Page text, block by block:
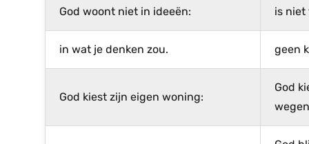
God woont niet in ideeën: is niet
in wat je denken zou. geen
God kiest zijn eigen woning:
God